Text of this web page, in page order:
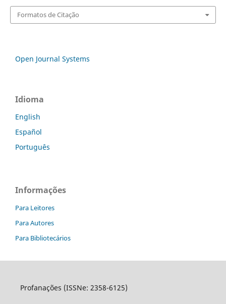
Formatos de Citação
Open Journal Systems
Idioma
English
Español
Português
Informações
Para Leitores
Para Autores
Para Bibliotecários
Profanações (ISSNe: 2358-6125)